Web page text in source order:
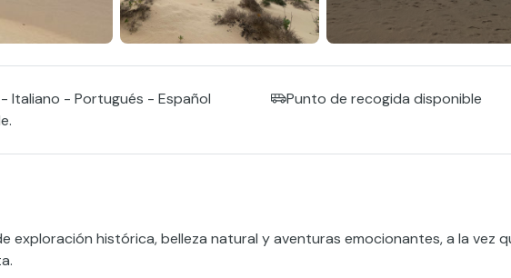
Italiano - Portugués - Español
Punto de recogida disponible
exploración histórica, belleza natural y aventuras emocionantes, a la vez